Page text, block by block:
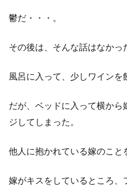
鬱だ・・・。
その後は、そんな話はなかっ
風呂に入って、少しワインを
だが、ベッドに入って横か
ジしてしまった。
他人に抱かれている嫁のこと
嫁がキスをしているところ